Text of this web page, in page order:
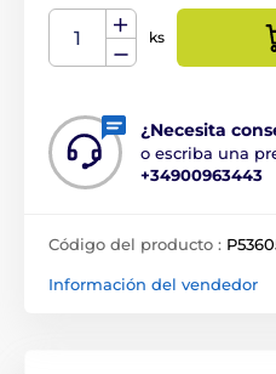
ks
¿Necesita
o escriba una
+34900963443
Código del producto :
Información del vendedor